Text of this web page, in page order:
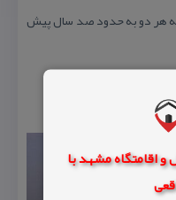
بیش از 1000 هتل و اقامتگاه مشهد با
كه هر دو به حدود صد سال پیش